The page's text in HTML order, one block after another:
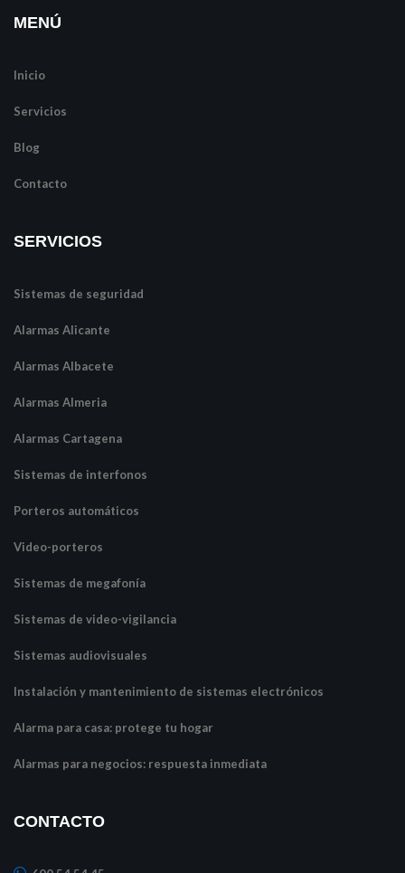
MENÚ
Inicio
Servicios
Blog
Contacto
SERVICIOS
Sistemas de seguridad
Alarmas Alicante
Alarmas Albacete
Alarmas Almeria
Alarmas Cartagena
Sistemas de interfonos
Porteros automáticos
Video-porteros
Sistemas de megafonía
Sistemas de video-vigilancia
Sistemas audiovisuales
Instalación y mantenimiento de sistemas electrónicos
Alarma para casa: protege tu hogar
Alarmas para negocios: respuesta inmediata
CONTACTO